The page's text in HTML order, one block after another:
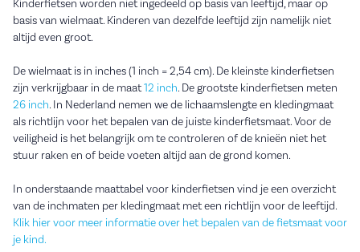
Kinderfietsen worden niet ingedeeld op basis van leeftijd, maar op
basis van wielmaat. Kinderen van dezelfde leeftijd zijn namelijk niet
altijd even groot.
De wielmaat is in inches (1 inch = 2,54 cm). De kleinste kinderfietsen
zijn verkrijgbaar in de maat12 inch. De grootste kinderfietsen meten
26 inch. In Nederland nemen we de lichaamslengte en kledingmaat
als richtlijn voor het bepalen van de juiste kinderfietsmaat. Voor de
veiligheid is het belangrijk om te controleren of de knieën niet het
stuur raken en of beide voeten altijd aan de grond komen.
In onderstaande maattabel voor kinderfietsen vind je een overzicht
van de inchmaten per kledingmaat met een richtlijn voor de leeftijd.
Klik hier voor meer informatie over het bepalen van de fietsmaat voor
je kind.